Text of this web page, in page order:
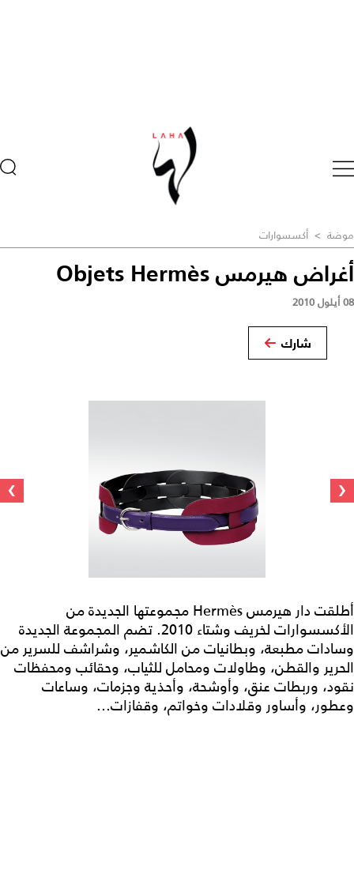
موضة > أكسسوارات
أغراض هيرمس Objets Hermès
08 أيلول 2010
شارك
‹
›
أطلقت دار هيرمس Hermès مجموعتها الجديدة من
الأكسسوارات لخريف وشتاء 2010. تضم المجموعة الجديدة
وسادات مطبعة، وبطانيات من الكاشمير، وشراشف للسرير من
الحرير والقطن، وطاولات ومحامل للثياب، وحقائب ومحفظات
نقود، وربطات عنق، وأوشحة، وأحذية وجزمات، وساعات
وعطور، وأساور وقلادات وخواتم، وقفازات...